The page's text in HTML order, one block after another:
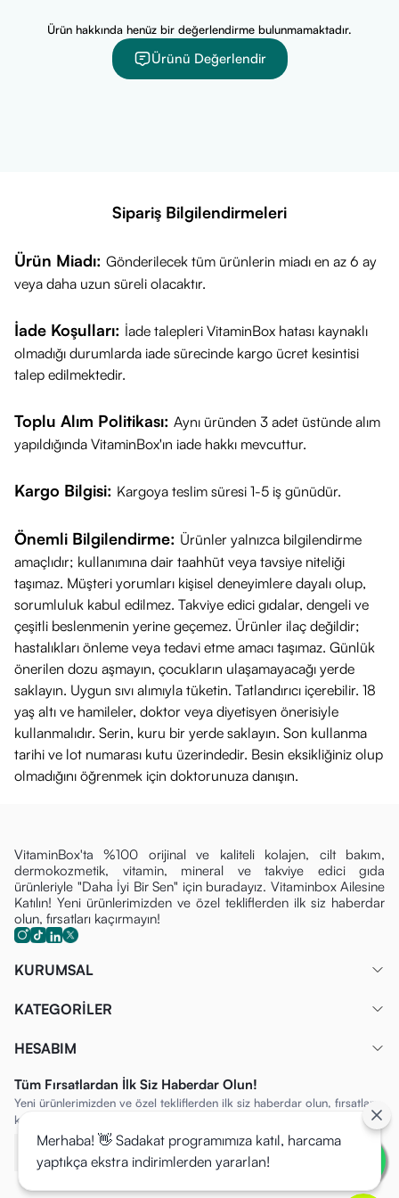
İçeriği Nedir?
Öne çıkan bileşenler:
Spirulina Platensis (deniz yosunu özü)
Aqua, Spirulina Platensis Extract, Niacinamide, Sodium PCA,
Alanine, Serine, Valine, Proline, Threonine, Isoleucine,
Histidine, Phenylalanine, 1,2-Hexanediol, Xanthan Gum,
Caprylyl Glycol, Butylene Glycol, Glucose, Sodium
Hyaluronate, Chondrus Crispus Extract,
Hydroxypropyltrimonium Hyaluronate, Hydrolyzed
Hyaluronic Acid, Sodium Hyaluronate Crosspolymer,
Hydrolyzed Sodium Hyaluronate, Potassium Hyaluronate,
Saccharide Isomerate, Citric Acid, Sodium Citrate, Punica
Extract, Tetrasodium EDTA, Tartaric Acid, Adenosine,
Cucurbita Pepo (Pumpkin) Fruit Extract, Sodium Hydroxide,
Copper Gluconate.
Öne Çıkan Özellikleri
Hafif yapısıyla ciltte kolay dağılabilir ve hızlı emilebilir.
Deniz yosunu özüvehyaluronik asit türevleri içeriğiyle
nem desteği sunabilir.
Niacinamide içeriği, cilt görünümünün dengelenmesine
katkı sağlayabilir.
Matsu Marine Algae Hyaluronic Serum Fiyatı Nedir?
Matsu Marine Algae Hyaluronic Serum’un fiyatı dönemsel
kampanyalara göre değişiklik gösterebilir.
Güncel fiyat ve avantajlı teklifleri görmek için
VitaminBox.com.tr
Ürün hakkında henüz bir değerlendirme bulunmamaktadır.
Ürünü Değerlendir
Sipariş Bilgilendirmeleri
Ürün Miadı: Gönderilecek tüm ürünlerin miadı en az 6 ay
veya daha uzun süreli olacaktır.
İade Koşulları: İade talepleri VitaminBox hatası kaynaklı
olmadığı durumlarda iade sürecinde kargo ücret kesintisi
talep edilmektedir.
Toplu Alım Politikası: Aynı üründen 3 adet üstünde alım
yapıldığında VitaminBox'ın iade hakkı mevcuttur.
Kargo Bilgisi: Kargoya teslim süresi 1-5 iş günüdür.
Önemli Bilgilendirme: Ürünler yalnızca bilgilendirme
amaçlıdır; kullanımına dair taahhüt veya tavsiye niteliği
taşımaz. Müşteri yorumları kişisel deneyimlere dayalı olup,
sorumluluk kabul edilmez. Takviye edici gıdalar, dengeli ve
çeşitli beslenmenin yerine geçemez. Ürünler ilaç değildir;
hastalıkları önleme veya tedavi etme amacı taşımaz. Günlük
önerilen dozu aşmayın, çocukların ulaşamayacağı yerde
saklayın. Uygun sıvı alımıyla tüketin. Tatlandırıcı içerebilir. 18
yaş altı ve hamileler, doktor veya diyetisyen önerisiyle
kullanmalıdır. Serin, kuru bir yerde saklayın. Son kullanma
tarihi ve lot numarası kutu üzerindedir. Besin eksikliğiniz olup
olmadığını öğrenmek için doktorunuza danışın.
VitaminBox'ta %100 orijinal ve kaliteli kolajen, cilt bakım,
dermokozmetik, vitamin, mineral ve takviye edici gıda
ürünleriyle "Daha İyi Bir Sen" için buradayız. Vitaminbox Ailesine
Katılın! Yeni ürünlerimizden ve özel tekliflerden ilk siz haberdar
olun, fırsatları kaçırmayın!
KURUMSAL
KATEGORİLER
HESABIM
Tüm Fırsatlardan İlk Siz Haberdar Olun!
Yeni ürünlerimizden ve özel tekliflerden ilk siz haberdar olun, fırsatları
kaçırmayın!
Merhaba! 👋 Sadakat programımıza katıl, harcama
yaptıkça ekstra indirimlerden yararlan!